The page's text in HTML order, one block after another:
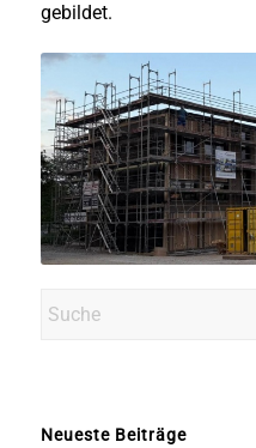
gebildet.
Neueste Beiträge